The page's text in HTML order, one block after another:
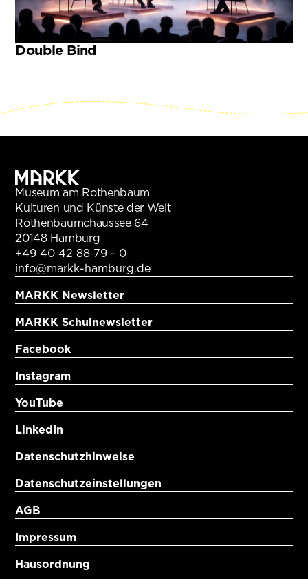
Double Bind
Museum am Rothenbaum
Kulturen und Künste der Welt
Rothenbaumchaussee 64
20148 Hamburg
+49 40 42 88 79 - 0
info@markk-hamburg.de
MARKK Newsletter
MARKK Schulnewsletter
Facebook
Instagram
YouTube
LinkedIn
Datenschutzhinweise
Datenschutzeinstellungen
AGB
Impressum
Hausordnung